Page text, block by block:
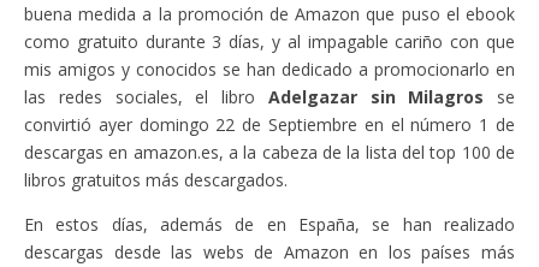
buena medida a la promoción de Amazon que puso el ebook
como gratuito durante 3 días, y al impagable cariño con que
mis amigos y conocidos se han dedicado a promocionarlo en
las redes sociales, el libro Adelgazar sin Milagros se
convirtió ayer domingo 22 de Septiembre en el número 1 de
descargas en amazon.es, a la cabeza de la lista del top 100 de
libros gratuitos más descargados.
En estos días, además de en España, se han realizado
descargas desde las webs de Amazon en los países más